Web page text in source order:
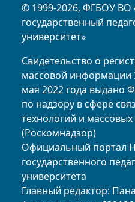
© 1999-2026, ФГБОУ ВО
государственный
университет»
Свидетельство о
массовой информации
мая 2022 года выдано
по надзору в сфере
технологий и
(Роскомнадзор)
Официальный портал
государственного
университета
Главный редактор: